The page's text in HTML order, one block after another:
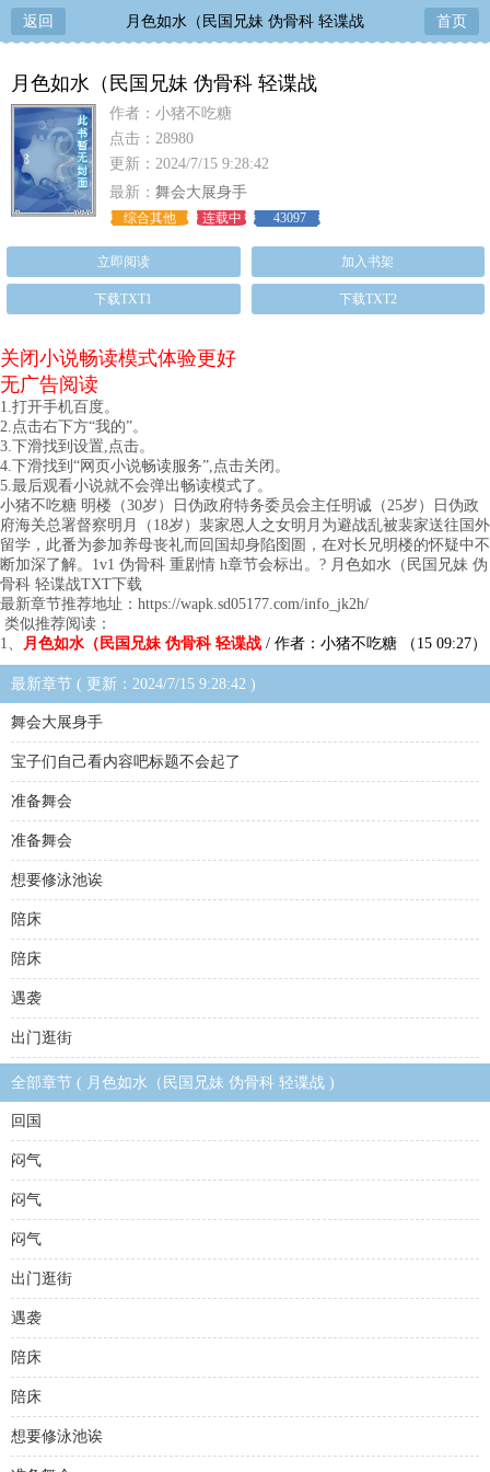
返回 月色如水（民国兄妹 伪骨科 轻谍战 首页
月色如水（民国兄妹 伪骨科 轻谍战
作者：小猪不吃糖
点击：28980
更新：2024/7/15 9:28:42
最新： 舞会大展身手
综合其他 连载中 43097
立即阅读 加入书架
下载TXT1 下载TXT2
关闭小说畅读模式体验更好
无广告阅读
1.打开手机百度。
2.点击右下方“我的”。
3.下滑找到设置,点击。
4.下滑找到“网页小说畅读服务”,点击关闭。
5.最后观看小说就不会弹出畅读模式了。
小猪不吃糖 明楼（30岁）日伪政府特务委员会主任明诚（25岁）日伪政
府海关总署督察明月（18岁）裴家恩人之女明月为避战乱被裴家送往国外
留学，此番为参加养母丧礼而回国却身陷囹圄，在对长兄明楼的怀疑中不
断加深了解。1v1 伪骨科 重剧情 h章节会标出。? 月色如水（民国兄妹 伪
骨科 轻谍战TXT下载
最新章节推荐地址：https://wapk.sd05177.com/info_jk2h/
类似推荐阅读：
1、
月色如水（民国兄妹 伪骨科 轻谍战 / 作者：小猪不吃糖 （15 09:27）
最新章节 ( 更新：2024/7/15 9:28:42 )
舞会大展身手
宝子们自己看内容吧标题不会起了
准备舞会
准备舞会
想要修泳池诶
陪床
陪床
遇袭
出门逛街
全部章节 ( 月色如水（民国兄妹 伪骨科 轻谍战 )
回国
闷气
闷气
闷气
出门逛街
遇袭
陪床
陪床
想要修泳池诶